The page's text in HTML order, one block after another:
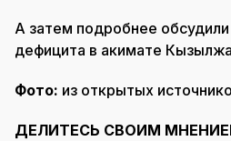
А затем подробнее
дефицита в акимате
Фото: из открытых
ДЕЛИТЕСЬ СВОИМ